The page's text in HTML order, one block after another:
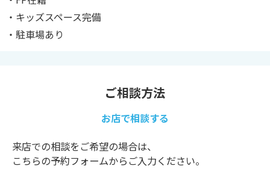
・キッズスペース完備
・駐車場あり
ご相談方法
お店で相談する
来店での相談をご希望の場合は、
こちらの予約フォームからご入力ください。